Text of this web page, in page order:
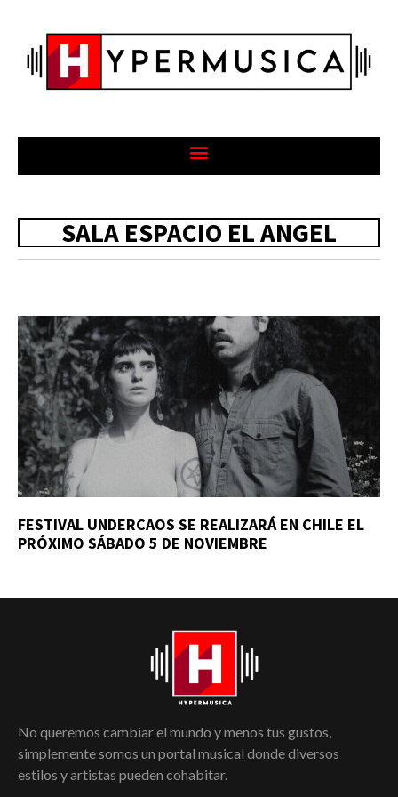
SALA ESPACIO EL ANGEL
FESTIVAL UNDERCAOS SE REALIZARÁ EN CHILE EL
PRÓXIMO SÁBADO 5 DE NOVIEMBRE
No queremos cambiar el mundo y menos tus gustos,
simplemente somos un portal musical donde diversos
estilos y artistas pueden cohabitar.